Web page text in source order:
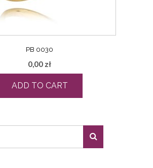
PB 0030
0,00 zł
ADD TO CART